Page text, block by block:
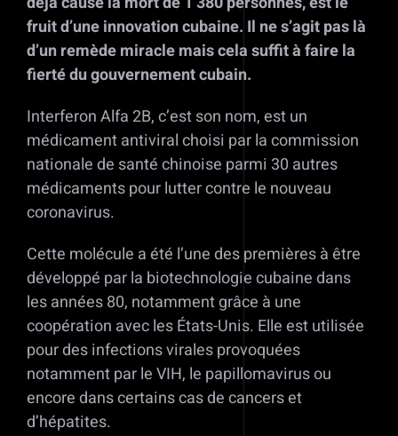
fruit d’une innovation cubaine. Il ne s’agit pas là
d’un remède miracle mais cela suffit à faire la
fierté du gouvernement cubain.
Interferon Alfa 2B, c’est son nom, est un
médicament antiviral choisi par la commission
nationale de santé chinoise parmi 30 autres
médicaments pour lutter contre le nouveau
coronavirus.
Cette molécule a été l’une des premières à être
développé par la biotechnologie cubaine dans
les années 80, notamment grâce à une
coopération avec les États-Unis. Elle est utilisée
pour des infections virales provoquées
notamment par le VIH, le papillomavirus ou
encore dans certains cas de cancers et
d’hépatites.